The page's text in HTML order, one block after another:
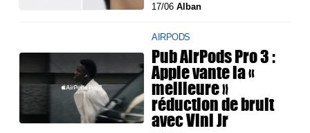
17/06Alban
AIRPODS
Pub AirPods Pro 3 :
Apple vante la «
meilleure »
réduction de bruit
avec Vini Jr